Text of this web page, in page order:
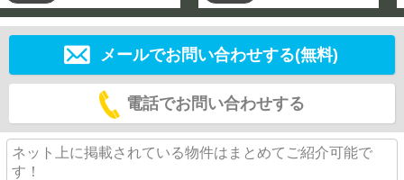
メールでお問い合わせする(無料)
電話でお問い合わせする
ネット上に掲載されている物件はまとめてご紹介可能で
す！